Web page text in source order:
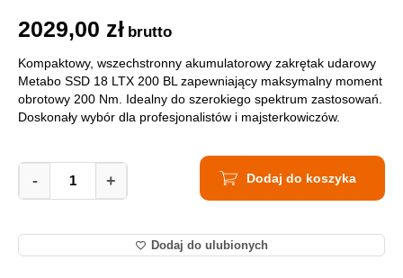
2029,00 zł brutto
Kompaktowy, wszechstronny akumulatorowy zakrętak udarowy
Metabo SSD 18 LTX 200 BL zapewniający maksymalny moment
obrotowy 200 Nm. Idealny do szerokiego spektrum zastosowań.
Doskonały wybór dla profesjonalistów i majsterkowiczów.
Akumulatorowy
zakrętak
udarowy
SSD
18
- + Dodaj do koszyka
Dodaj do ulubionych